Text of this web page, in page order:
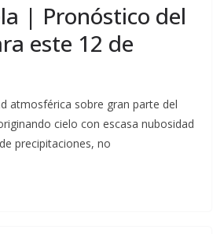
| Pronóstico del
este 12 de
atmosférica sobre gran parte del
cielo con escasa nubosidad
precipitaciones, no